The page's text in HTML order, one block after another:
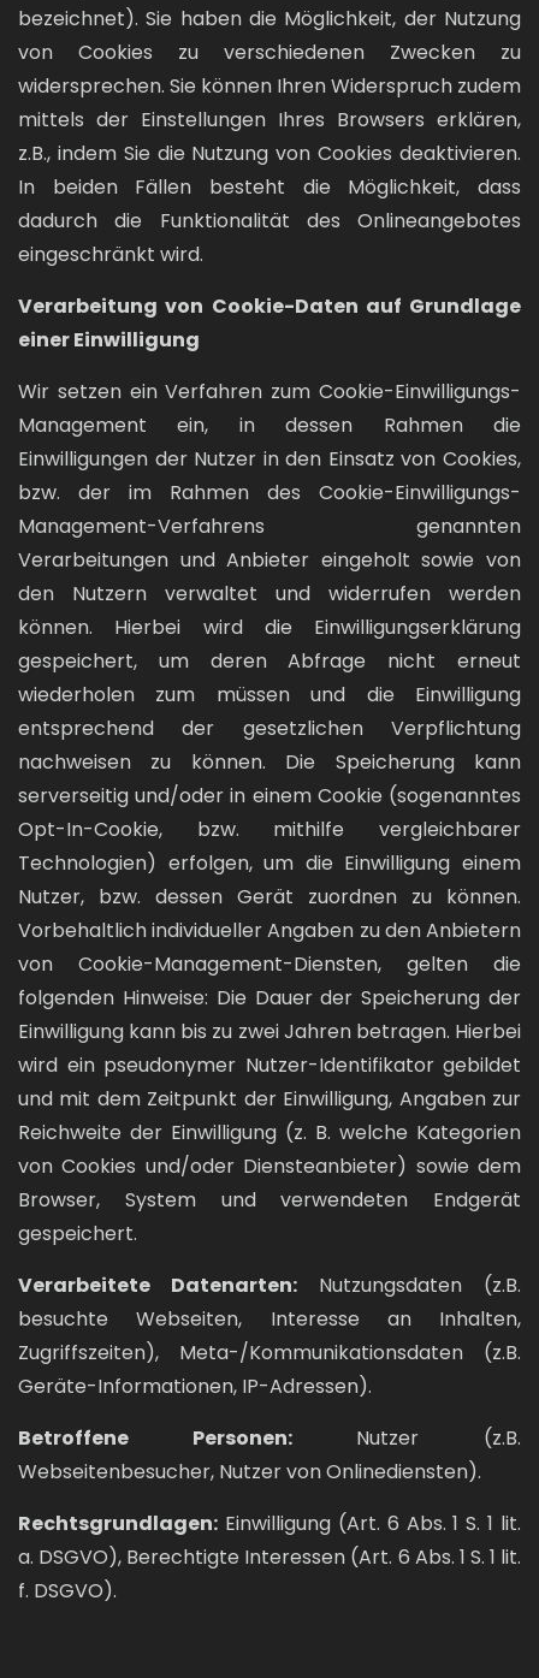
bezeichnet). Sie haben die Möglichkeit, der Nutzung
von Cookies zu verschiedenen Zwecken zu
widersprechen. Sie können Ihren Widerspruch zudem
mittels der Einstellungen Ihres Browsers erklären,
z.B., indem Sie die Nutzung von Cookies deaktivieren.
In beiden Fällen besteht die Möglichkeit, dass
dadurch die Funktionalität des Onlineangebotes
eingeschränkt wird.
Verarbeitung von Cookie-Daten auf Grundlage
einer Einwilligung
Wir setzen ein Verfahren zum Cookie-Einwilligungs-
Management ein, in dessen Rahmen die
Einwilligungen der Nutzer in den Einsatz von Cookies,
bzw. der im Rahmen des Cookie-Einwilligungs-
Management-Verfahrens genannten
Verarbeitungen und Anbieter eingeholt sowie von
den Nutzern verwaltet und widerrufen werden
können. Hierbei wird die Einwilligungserklärung
gespeichert, um deren Abfrage nicht erneut
wiederholen zum müssen und die Einwilligung
entsprechend der gesetzlichen Verpflichtung
nachweisen zu können. Die Speicherung kann
serverseitig und/oder in einem Cookie (sogenanntes
Opt-In-Cookie, bzw. mithilfe vergleichbarer
Technologien) erfolgen, um die Einwilligung einem
Nutzer, bzw. dessen Gerät zuordnen zu können.
Vorbehaltlich individueller Angaben zu den Anbietern
von Cookie-Management-Diensten, gelten die
folgenden Hinweise: Die Dauer der Speicherung der
Einwilligung kann bis zu zwei Jahren betragen. Hierbei
wird ein pseudonymer Nutzer-Identifikator gebildet
und mit dem Zeitpunkt der Einwilligung, Angaben zur
Reichweite der Einwilligung (z. B. welche Kategorien
von Cookies und/oder Diensteanbieter) sowie dem
Browser, System und verwendeten Endgerät
gespeichert.
Verarbeitete Datenarten: Nutzungsdaten (z.B.
besuchte Webseiten, Interesse an Inhalten,
Zugriffszeiten), Meta-/Kommunikationsdaten (z.B.
Geräte-Informationen, IP-Adressen).
Betroffene Personen:Nutzer (z.B.
Webseitenbesucher, Nutzer von Onlinediensten).
Rechtsgrundlagen: Einwilligung (Art. 6 Abs. 1 S. 1 lit.
a. DSGVO), Berechtigte Interessen (Art. 6 Abs. 1 S. 1 lit.
f. DSGVO).